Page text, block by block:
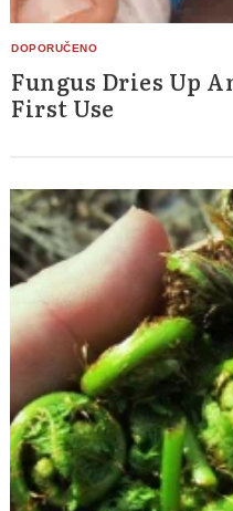
Fungus Dries Up
First Use